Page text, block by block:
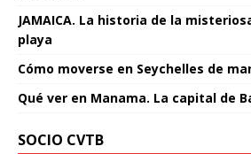
JAMAICA. La historia de la
playa
Cómo moverse en Seychelles de
Qué ver en Manama. La capital de
SOCIO CVTB